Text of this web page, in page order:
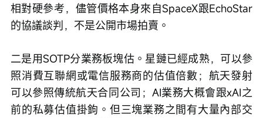
相對硬參考，儘管價格本身來自SpaceX跟EchoStar
的協議談判，不是公開市場拍賣。
二是用SOTP分業務板塊估。星鏈已經成熟，可以參
照消費互聯網或電信服務商的估值倍數；航天發射
可以參照傳統航天合同公司；AI業務大概會跟xAI之
前的私募估值掛鉤。但三塊業務之間有大量內部交